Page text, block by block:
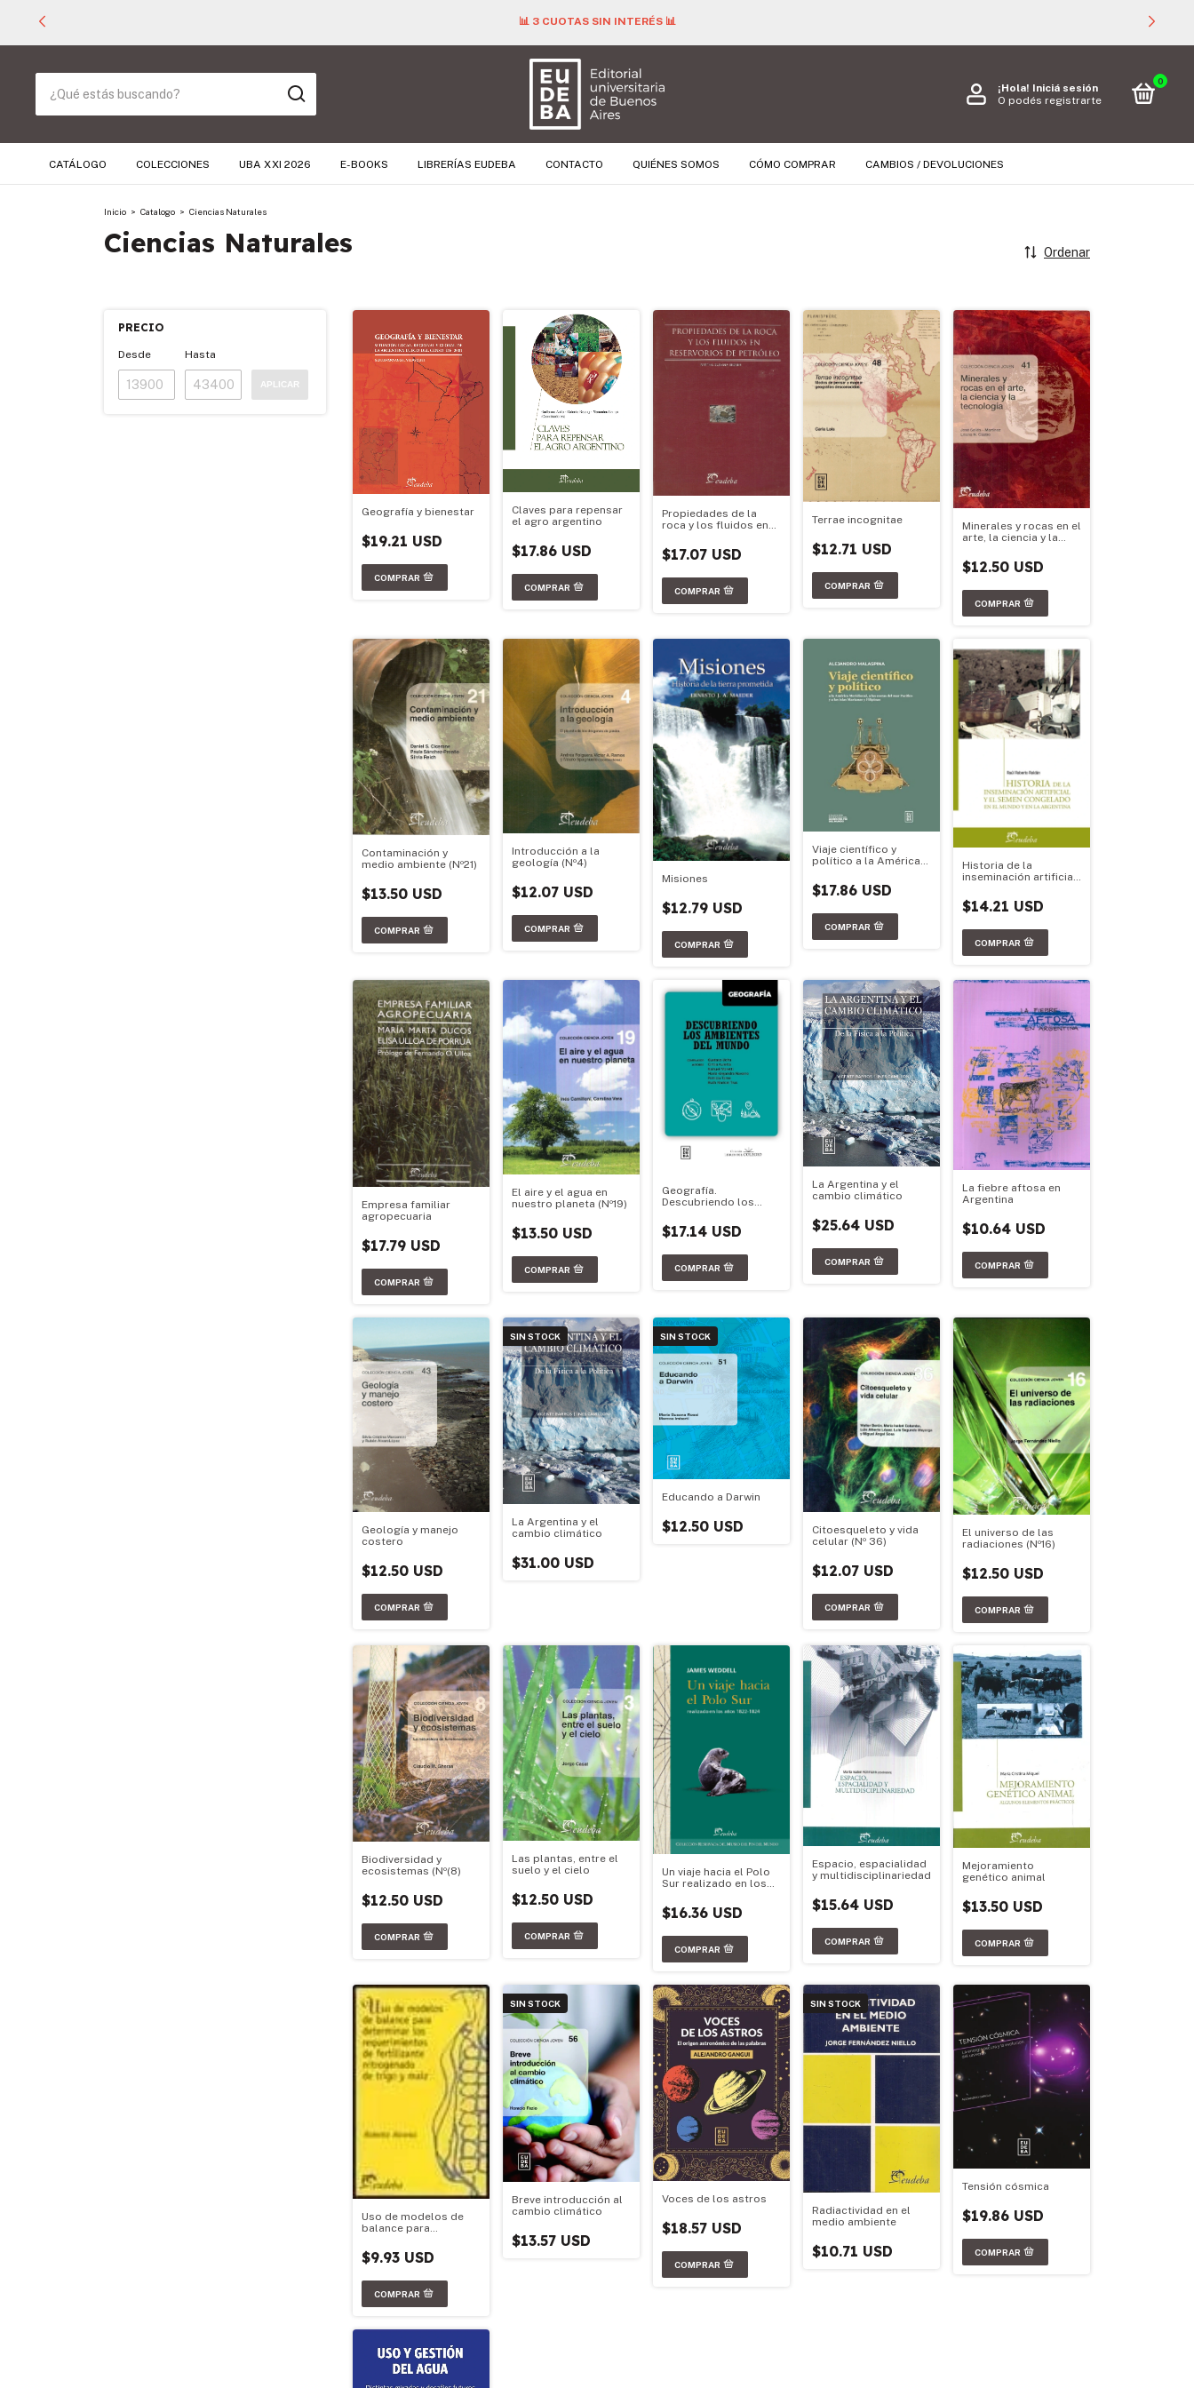
📊 3 CUOTAS SIN INTERÉS 📊
¡Hola! Iniciá sesión
O podés registrarte
0
CATÁLOGO COLECCIONES UBA XXI 2026 E-BOOKS LIBRERÍAS EUDEBA CONTACTO QUIÉNES SOMOS CÓMO COMPRAR CAMBIOS / DEVOLUCIONES
Inicio > Catalogo > Ciencias Naturales
Ciencias Naturales Ordenar
PRECIO
Desde Hasta
APLICAR
Geografía y bienestar
$19.21 USD
Claves para repensar
el agro argentino
$17.86 USD
Propiedades de la
roca y los fluidos en
petróleo
$17.07 USD
Terrae incognitae
$12.71 USD
Minerales y rocas en el
arte, la ciencia y la
$12.50 USD
Contaminación y
medio ambiente (Nº21)
$13.50 USD
Introducción a la
geología (Nº4)
$12.07 USD
Misiones
$12.79 USD
Viaje científico y
político a la América
costas del mar
Pacífico y a las islas
$17.86 USD
Historia de la
inseminación artificial
en el mundo y en la
Argentina
$14.21 USD
Empresa familiar
agropecuaria
$17.79 USD
El aire y el agua en
nuestro planeta (Nº19)
$13.50 USD
Geografía.
Descubriendo los
$17.14 USD
La Argentina y el
cambio climático
$25.64 USD
La fiebre aftosa en
Argentina
$10.64 USD
Geología y manejo
costero
$12.50 USD
SIN STOCK
La Argentina y el
cambio climático
$31.00 USD
SIN STOCK
Educando a Darwin
$12.50 USD
Citoesqueleto y vida
celular (Nº 36)
$12.07 USD
El universo de las
radiaciones (Nº16)
$12.50 USD
Biodiversidad y
ecosistemas (Nº(8)
$12.50 USD
Las plantas, entre el
suelo y el cielo
$12.50 USD
Un viaje hacia el Polo
Sur realizado en los
$16.36 USD
Espacio, espacialidad
y multidisciplinariedad
$15.64 USD
Mejoramiento
genético animal
$13.50 USD
Uso de modelos de
balance para
requerimientos de
fertilizante
$9.93 USD
SIN STOCK
Breve introducción al
cambio climático
$13.57 USD
Voces de los astros
$18.57 USD
SIN STOCK
Radiactividad en el
medio ambiente
$10.71 USD
Tensión cósmica
$19.86 USD